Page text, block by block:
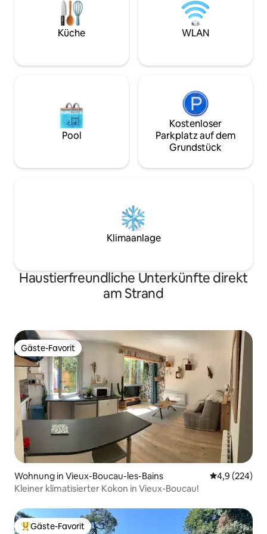
Apartamento con entrada privada. Dos
plazas de garaje disponibles. Atención!!
La entrada a los garajes es estrecho,
acceder. Sistema de alarma opcional.
restaurantes, paseos o visitas. Limpieza
diaria opcional, compra a demanda antes
de la llegada, reservas en restaurantes
con estrella Michelin u otros
aventura, alquiler de coche con chofer
locales, visitas a la ciudad, salidas al mar
den endlosen
dass es direkt
und Restaurants
Küche WLAN
Pool
Kostenloser
Parkplatz auf dem
Grundstück
Klimaanlage
Haustierfreundliche Unterkünfte direkt
am Strand
Gäste-Favorit
Gäste-Favorit
Wohnung in Vieux-Boucau-les-Bains
4,9 (224)
Kleiner klimatisierter Kokon in Vieux-Boucau!
Beliebter Gäste-Favorit.
Gäste-Favorit